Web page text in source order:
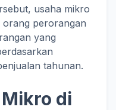
usaha mikro
perorangan
yang
tahunan.
di